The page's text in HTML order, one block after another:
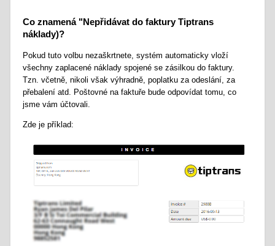
Co znamená "Nepřidávat do faktury Tiptrans
náklady)?
Pokud tuto volbu nezaškrtnete, systém automaticky vloží
všechny zaplacené náklady spojené se zásilkou do faktury.
Tzn. včetně, nikoli však výhradně, poplatku za odeslání, za
přebalení atd. Poštovné na faktuře bude odpovídat tomu, co
jsme vám účtovali.
Zde je příklad: